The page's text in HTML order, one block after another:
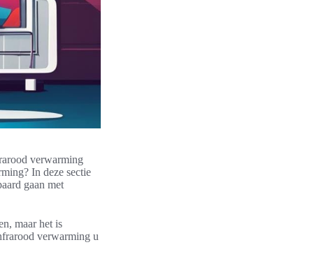
verwarming
In deze sectie
gaan met
maar het is
verwarming u